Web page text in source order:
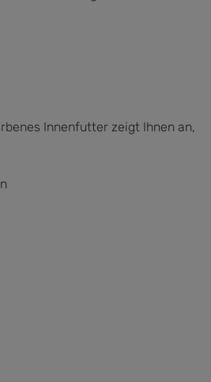
Innenfutter zeigt Ihnen an,